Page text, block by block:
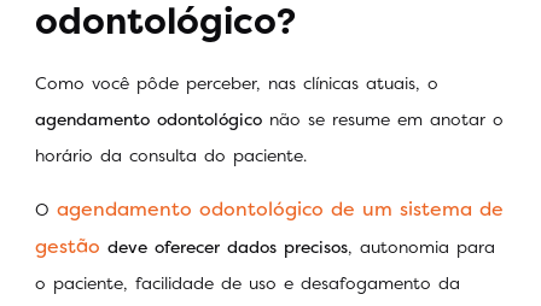
odontológico?
Como você pôde perceber, nas clínicas atuais, o
agendamento odontológico não se resume em anotar o
horário da consulta do paciente.
O agendamento odontológico de um sistema de
gestão deve oferecer dados precisos, autonomia para
o paciente, facilidade de uso e desafogamento da